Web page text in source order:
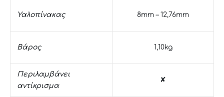
Υαλοπίνακας 8mm – 12,76mm
Βάρος 1,10kg
Περιλαμβάνει
αντίκρισμα
✘